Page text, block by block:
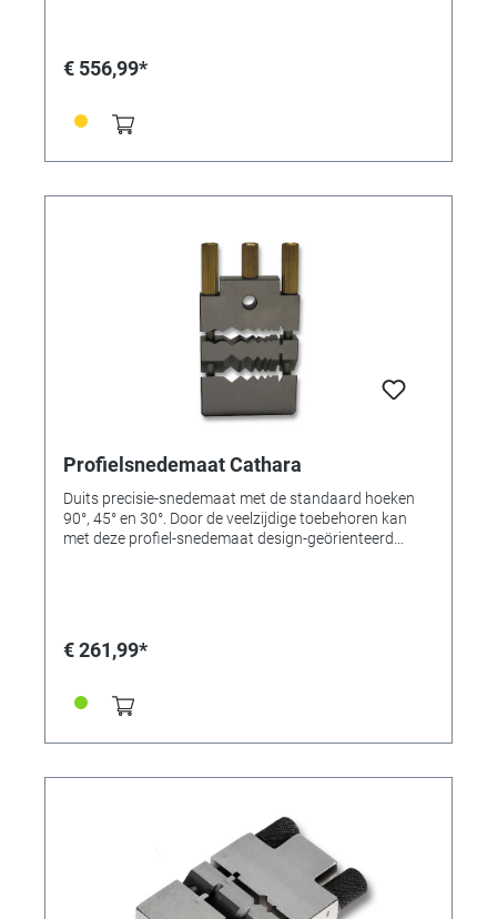
€ 556,99*
Profielsnedemaat Cathara
Duits precisie-snedemaat met de standaard hoeken
90°, 45° en 30°. Door de veelzijdige toebehoren kan
met deze profiel-snedemaat design-geörienteerd
mm gebruikt. Voor de profiel-snedemaat hebben wij
toepassingsfoto's)
€ 261,99*